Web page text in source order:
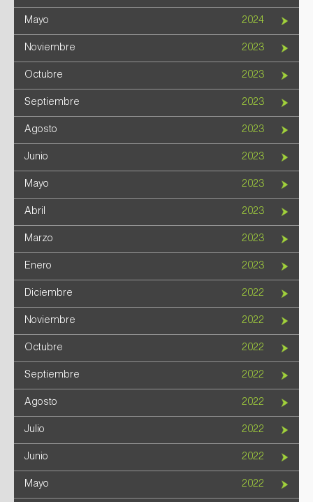
Mayo 2024
Noviembre 2023
Octubre 2023
Septiembre 2023
Agosto 2023
Junio 2023
Mayo 2023
Abril 2023
Marzo 2023
Enero 2023
Diciembre 2022
Noviembre 2022
Octubre 2022
Septiembre 2022
Agosto 2022
Julio 2022
Junio 2022
Mayo 2022